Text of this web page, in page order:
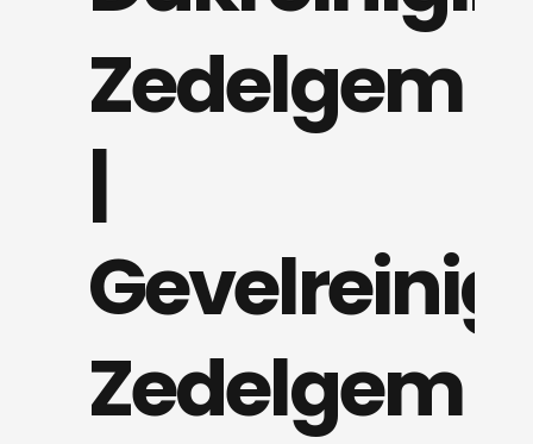
Zedelgem
|
Zedelgem